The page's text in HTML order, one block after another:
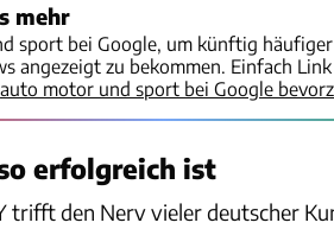
mehr
sport bei Google, um künftig
angezeigt zu bekommen. Einfach
auto motor und sport bei Google
erfolgreich ist
trifft den Nerv vieler deutscher